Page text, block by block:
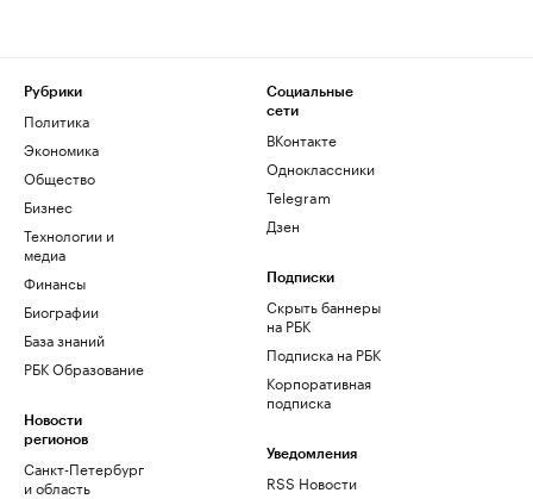
Рубрики
Политика
Экономика
Общество
Бизнес
Технологии и
медиа
Финансы
Биографии
База знаний
РБК Образование
Новости
регионов
Санкт-Петербург
и область
Социальные
сети
ВКонтакте
Одноклассники
Telegram
Дзен
Подписки
Скрыть баннеры
на РБК
Подписка на РБК
Корпоративная
подписка
Уведомления
RSS Новости